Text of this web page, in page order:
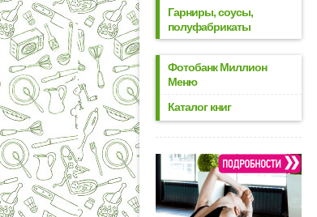
Гарниры, соусы,
полуфабрикаты
Фотобанк Миллион
Меню
Каталог книг